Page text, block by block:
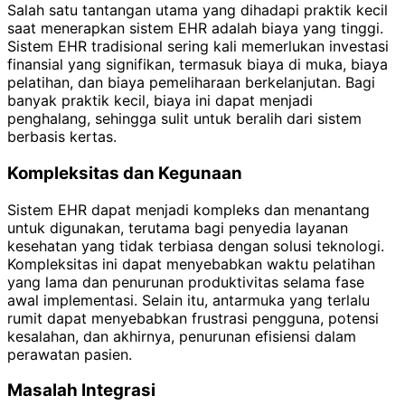
Salah satu tantangan utama yang dihadapi praktik kecil
saat menerapkan sistem EHR adalah biaya yang tinggi.
Sistem EHR tradisional sering kali memerlukan investasi
finansial yang signifikan, termasuk biaya di muka, biaya
pelatihan, dan biaya pemeliharaan berkelanjutan. Bagi
banyak praktik kecil, biaya ini dapat menjadi
penghalang, sehingga sulit untuk beralih dari sistem
berbasis kertas.
Kompleksitas dan Kegunaan
Sistem EHR dapat menjadi kompleks dan menantang
untuk digunakan, terutama bagi penyedia layanan
kesehatan yang tidak terbiasa dengan solusi teknologi.
Kompleksitas ini dapat menyebabkan waktu pelatihan
yang lama dan penurunan produktivitas selama fase
awal implementasi. Selain itu, antarmuka yang terlalu
rumit dapat menyebabkan frustrasi pengguna, potensi
kesalahan, dan akhirnya, penurunan efisiensi dalam
perawatan pasien.
Masalah Integrasi